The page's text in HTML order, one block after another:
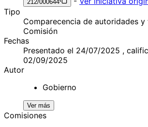
212/000644
Tipo
Comparecencia de autoridades
Comisión
Fechas
Presentado el 24/07/2025 ,
02/09/2025
Autor
Gobierno
Ver más
Comisiones